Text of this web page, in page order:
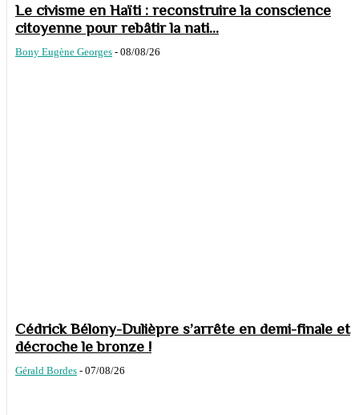
Le civisme en Haïti : reconstruire la conscience
citoyenne pour rebâtir la nati...
Bony Eugène Georges - 08/08/26
Cédrick Bélony-Dulièpre s’arrête en demi-finale et
décroche le bronze !
Gérald Bordes - 07/08/26